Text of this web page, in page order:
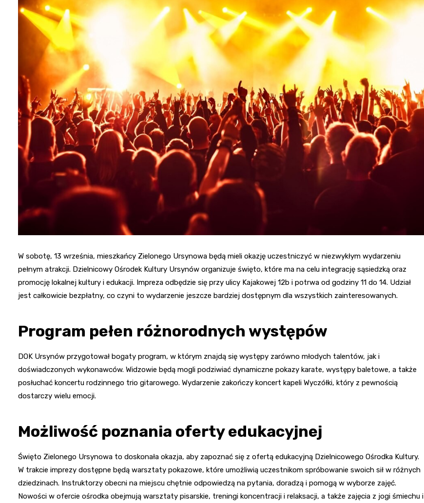
Kosmetyczka
W sobotę, 13 września, mieszkańcy Zielonego Ursynowa będą mieli okazję uczestniczyć w niezwykłym wydarzeniu
pełnym atrakcji. Dzielnicowy Ośrodek Kultury Ursynów organizuje święto, które ma na celu integrację sąsiedzką oraz
promocję lokalnej kultury i edukacji. Impreza odbędzie się przy ulicy Kajakowej 12b i potrwa od godziny 11 do 14. Udział
jest całkowicie bezpłatny, co czyni to wydarzenie jeszcze bardziej dostępnym dla wszystkich zainteresowanych.
Program pełen różnorodnych występów
DOK Ursynów przygotował bogaty program, w którym znajdą się występy zarówno młodych talentów, jak i
doświadczonych wykonawców. Widzowie będą mogli podziwiać dynamiczne pokazy karate, występy baletowe, a także
posłuchać koncertu rodzinnego trio gitarowego. Wydarzenie zakończy koncert kapeli Wyczółki, który z pewnością
dostarczy wielu emocji.
Możliwość poznania oferty edukacyjnej
Święto Zielonego Ursynowa to doskonała okazja, aby zapoznać się z ofertą edukacyjną Dzielnicowego Ośrodka Kultury.
W trakcie imprezy dostępne będą warsztaty pokazowe, które umożliwią uczestnikom spróbowanie swoich sił w różnych
dziedzinach. Instruktorzy obecni na miejscu chętnie odpowiedzą na pytania, doradzą i pomogą w wyborze zajęć.
Nowości w ofercie ośrodka obejmują warsztaty pisarskie, treningi koncentracji i relaksacji, a także zajęcia z jogi śmiechu i